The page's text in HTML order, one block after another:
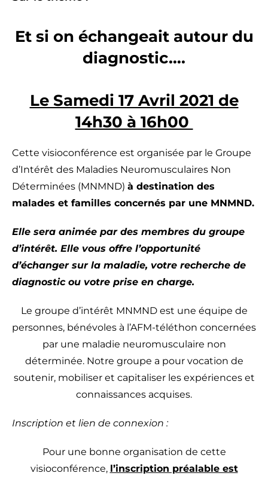
Et si on échangeait autour du
diagnostic….
Le Samedi 17 Avril 2021 de
14h30 à 16h00
Cette visioconférence est organisée par le Groupe
d’Intérêt des Maladies Neuromusculaires Non
Déterminées (MNMND) à destination des
malades et familles concernés par une MNMND.
Elle sera animée par des membres du groupe
d’intérêt. Elle vous offre l’opportunité
d’échanger sur la maladie, votre recherche de
diagnostic ou votre prise en charge.
Le groupe d’intérêt MNMND est une équipe de
personnes, bénévoles à l’AFM-téléthon concernées
par une maladie neuromusculaire non
déterminée. Notre groupe a pour vocation de
soutenir, mobiliser et capitaliser les expériences et
connaissances acquises.
Inscription et lien de connexion :
Pour une bonne organisation de cette
visioconférence, l’inscription préalable est